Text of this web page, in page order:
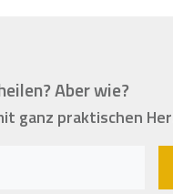
Aber wie?
ganz praktischen